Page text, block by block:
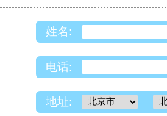
姓名:
电话:
地址: